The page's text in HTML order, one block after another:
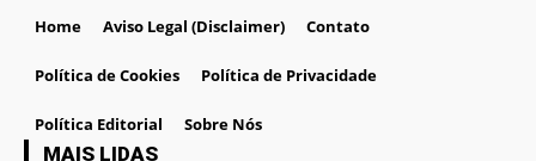
Home Aviso Legal (Disclaimer) Contato
Política de Cookies Política de Privacidade
Política Editorial Sobre Nós
MAIS LIDAS